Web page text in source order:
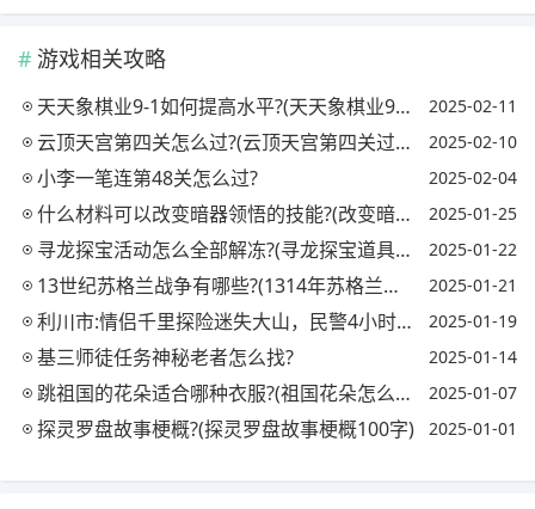
游戏相关攻略
天天象棋业9-1如何提高水平?(天天象棋业9一1超过多少棋友) 2025-02-11
云顶天宫第四关怎么过?(云顶天宫第四关过关秘诀) 2025-02-10
小李一笔连第48关怎么过? 2025-02-04
什么材料可以改变暗器领悟的技能?(改变暗器的品阶) 2025-01-25
寻龙探宝活动怎么全部解冻?(寻龙探宝道具怎么获得) 2025-01-22
13世纪苏格兰战争有哪些?(1314年苏格兰战争) 2025-01-21
利川市:情侣千里探险迷失大山，民警4小时紧急驰援，连夜将两人安全救出, 你怎么看? 2025-01-19
基三师徒任务神秘老者怎么找? 2025-01-14
跳祖国的花朵适合哪种衣服?(祖国花朵怎么跳) 2025-01-07
探灵罗盘故事梗概?(探灵罗盘故事梗概100字) 2025-01-01